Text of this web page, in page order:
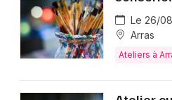
Le 26/
Arras
Ateliers à